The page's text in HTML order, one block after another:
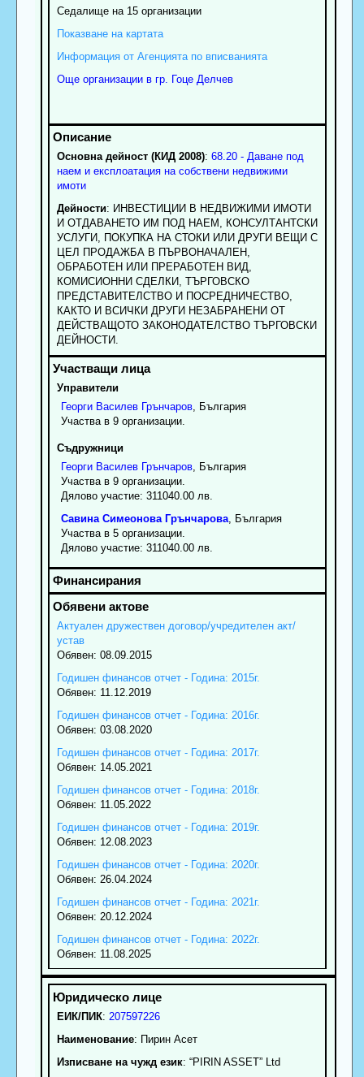
Седалище на 15 организации
Показване на картата
Информация от Агенцията по вписванията
Още организации в гр. Гоце Делчев
Основна дейност (КИД 2008): 68.20 - Даване под
наем и експлоатация на собствени недвижими
имоти
Дейности: ИНВЕСТИЦИИ В НЕДВИЖИМИ ИМОТИ
И ОТДАВАНЕТО ИМ ПОД НАЕМ, КОНСУЛТАНТСКИ
УСЛУГИ, ПОКУПКА НА СТОКИ ИЛИ ДРУГИ ВЕЩИ С
ЦЕЛ ПРОДАЖБА В ПЪРВОНАЧАЛЕН,
ОБРАБОТЕН ИЛИ ПРЕРАБОТЕН ВИД,
КОМИСИОННИ СДЕЛКИ, ТЪРГОВСКО
ПРЕДСТАВИТЕЛСТВО И ПОСРЕДНИЧЕСТВО,
КАКТО И ВСИЧКИ ДРУГИ НЕЗАБРАНЕНИ ОТ
ДЕЙСТВАЩОТО ЗАКОНОДАТЕЛСТВО ТЪРГОВСКИ
ДЕЙНОСТИ.
Управители
Георги Василев Грънчаров, България
Участва в 9 организации.
Съдружници
Георги Василев Грънчаров, България
Участва в 9 организации.
Дялово участие: 311040.00 лв.
Савина Симеонова Грънчарова, България
Участва в 5 организации.
Дялово участие: 311040.00 лв.
Актуален дружествен договор/учредителен акт/
устав
Обявен: 08.09.2015
Годишен финансов отчет - Година: 2015г.
Обявен: 11.12.2019
Годишен финансов отчет - Година: 2016г.
Обявен: 03.08.2020
Годишен финансов отчет - Година: 2017г.
Обявен: 14.05.2021
Годишен финансов отчет - Година: 2018г.
Обявен: 11.05.2022
Годишен финансов отчет - Година: 2019г.
Обявен: 12.08.2023
Годишен финансов отчет - Година: 2020г.
Обявен: 26.04.2024
Годишен финансов отчет - Година: 2021г.
Обявен: 20.12.2024
Годишен финансов отчет - Година: 2022г.
Обявен: 11.08.2025
ЕИК/ПИК: 207597226
Наименование: Пирин Асет
Изписване на чужд език: “PIRIN ASSET” Ltd